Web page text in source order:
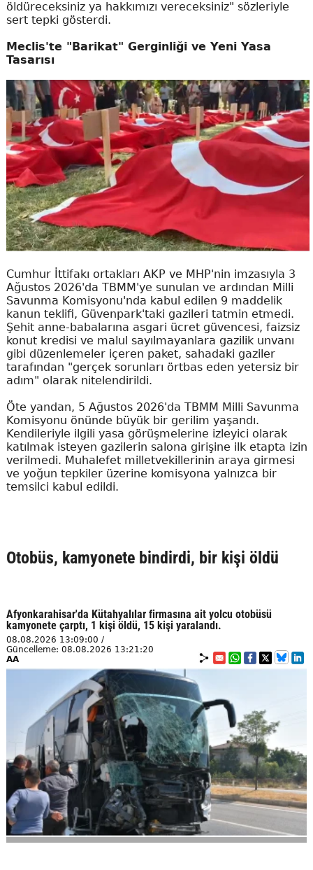
öldüreceksiniz ya hakkımızı vereceksiniz" sözleriyle
sert tepki gösterdi.
Meclis'te "Barikat" Gerginliği ve Yeni Yasa
Tasarısı
Cumhur İttifakı ortakları AKP ve MHP'nin imzasıyla 3
Ağustos 2026'da TBMM'ye sunulan ve ardından Milli
Savunma Komisyonu'nda kabul edilen 9 maddelik
kanun teklifi, Güvenpark'taki gazileri tatmin etmedi.
Şehit anne-babalarına asgari ücret güvencesi, faizsiz
konut kredisi ve malul sayılmayanlara gazilik unvanı
gibi düzenlemeler içeren paket, sahadaki gaziler
tarafından "gerçek sorunları örtbas eden yetersiz bir
adım" olarak nitelendirildi.
Öte yandan, 5 Ağustos 2026'da TBMM Milli Savunma
Komisyonu önünde büyük bir gerilim yaşandı.
Kendileriyle ilgili yasa görüşmelerine izleyici olarak
katılmak isteyen gazilerin salona girişine ilk etapta izin
verilmedi. Muhalefet milletvekillerinin araya girmesi
ve yoğun tepkiler üzerine komisyona yalnızca bir
temsilci kabul edildi.
Otobüs, kamyonete bindirdi, bir kişi öldü
Afyonkarahisar'da Kütahyalılar firmasına ait yolcu otobüsü
kamyonete çarptı, 1 kişi öldü, 15 kişi yaralandı.
08.08.2026 13:09:00 /
Güncelleme: 08.08.2026 13:21:20
AA